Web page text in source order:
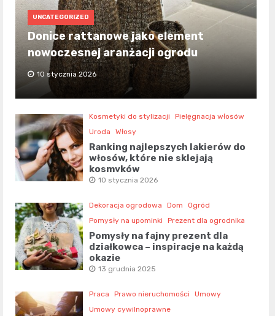
UNCATEGORIZED
Donice rattanowe jako element
nowoczesnej aranżacji ogrodu
10 stycznia 2026
Kosmetyki do stylizacji
Pielęgnacja włosów
Uroda
Włosy
Ranking najlepszych lakierów do
włosów, które nie sklejają
kosmyków
10 stycznia 2026
Dekoracja ogrodowa Dom
Ogród
Pomysły na upominki
Prezent dla ogrodnika
Pomysły na fajny prezent dla
działkowca – inspiracje na każdą
okazję
13 grudnia 2025
Praca Prawo nieruchomości
Umowy
Umowy cywilnoprawne